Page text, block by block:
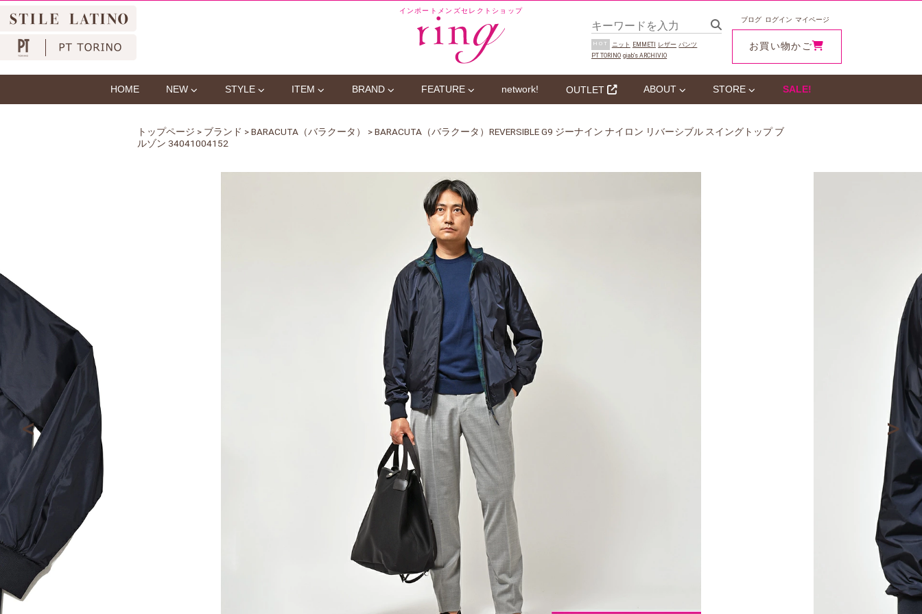
インポートメンズセレクトショップ
HOT ニット EMMETI レザー パンツ
PT TORINO giab‘s ARCHIVIO
ブログ ログイン マイページ
お買い物かご
HOME NEW STYLE ITEM BRAND FEATURE network! OUTLET ABOUT STORE SALE!
トップページ > ブランド >BARACUTA（バラクータ）
> BARACUTA（バラクータ）REVERSIBLE G9 ジーナイン ナイロン リバーシブル スイングトップ ブ
ルゾン 34041004152